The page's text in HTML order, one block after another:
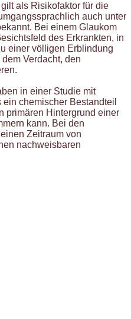
als Risikofaktor für die
auch unter
Bei einem Glaukom
des Erkrankten, in
einer völligen Erblindung
Verdacht, den
in einer Studie mit
chemischer Bestandteil
primären Hintergrund einer
kann. Bei den
Zeitraum von
nachweisbaren